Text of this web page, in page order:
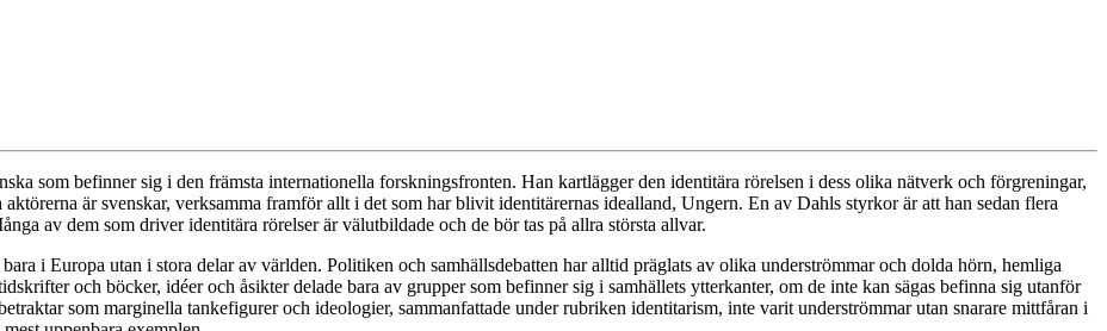
som befinner sig i den främsta internationella forskningsfronten. Han kartlägger den identitära rörelsen i dess olika nätverk och förgreningar,
är svenskar, verksamma framför allt i det som har blivit identitärernas idealland, Ungern. En av Dahls styrkor är att han sedan flera
av dem som driver identitära rörelser är välutbildade och de bör tas på allra största allvar.
i Europa utan i stora delar av världen. Politiken och samhällsdebatten har alltid präglats av olika underströmmar och dolda hörn, hemliga
och böcker, idéer och åsikter delade bara av grupper som befinner sig i samhällets ytterkanter, om de inte kan sägas befinna sig utanför
som marginella tankefigurer och ideologier, sammanfattade under rubriken identitarism, inte varit underströmmar utan snarare mittfåran i